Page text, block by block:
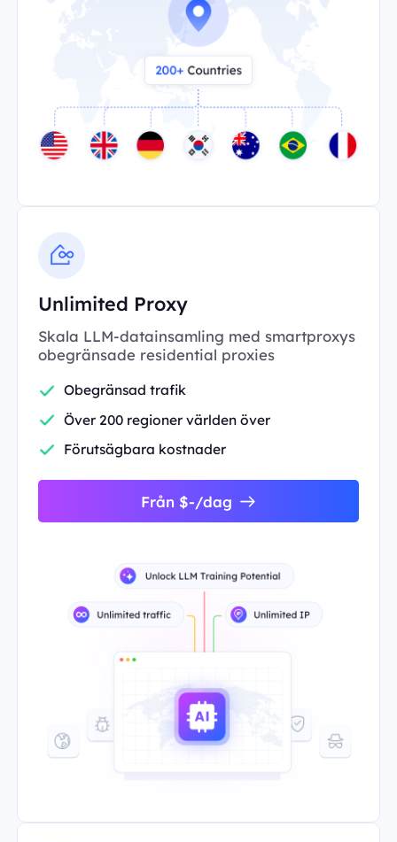
Unlimited Proxy
Skala LLM-datainsamling med smartproxys
obegränsade residential proxies
Obegränsad trafik
Över 200 regioner världen över
Förutsägbara kostnader
Från $-/dag